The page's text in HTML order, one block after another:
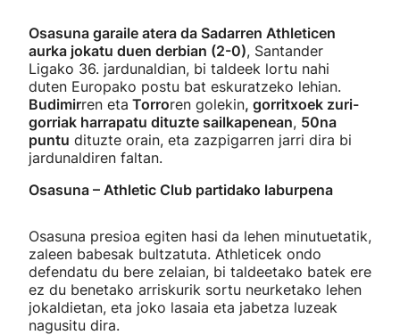
Osasuna garaile atera da Sadarren Athleticen
aurka jokatu duen derbian (2-0), Santander
Ligako 36. jardunaldian, bi taldeek lortu nahi
duten Europako postu bat eskuratzeko lehian.
Budimirren eta Torroren golekin, gorritxoek zuri-
gorriak harrapatu dituzte sailkapenean, 50na
puntu dituzte orain, eta zazpigarren jarri dira bi
jardunaldiren faltan.
Osasuna – Athletic Club partidako laburpena
Osasuna presioa egiten hasi da lehen minutuetatik,
zaleen babesak bultzatuta. Athleticek ondo
defendatu du bere zelaian, bi taldeetako batek ere
ez du benetako arriskurik sortu neurketako lehen
jokaldietan, eta joko lasaia eta jabetza luzeak
nagusitu dira.